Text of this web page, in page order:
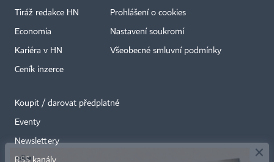
Tiráž redakce HN
Economia
Kariéra v HN
Ceník inzerce
Prohlášení o cookies
Nastavení soukromí
Všeobecné smluvní podmínky
Koupit / darovat předplatné
Eventy
Newslettery